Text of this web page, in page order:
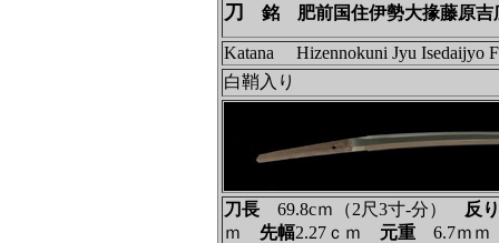
刀 銘 肥前国住伊勢大掾藤原吉
Katana Hizennokuni Jyu Isedaijyo
白鞘入り
刀長69.8cｍ（2尺3寸‐分）
反り
ｍ 先幅2.27ｃｍ 元重6.7ｍ